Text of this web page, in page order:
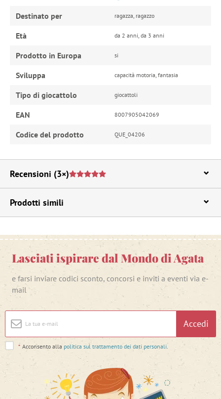
Destinato per ragazza, ragazzo
Età da 2 anni, da 3 anni
Prodotto in Europa si
Sviluppa capacità motoria, fantasia
Tipo di giocattolo giocattoli
EAN 8007905042069
Codice del prodotto QUE_04206
Recensioni (3×)
Prodotti simili
Lasciati ispirare dal Mondo di Agata
e farsi inviare codici sconto, concorsi e inviti a eventi via e-
mail
Accedi
* Acconsento alla politica sul trattamento dei dati personali